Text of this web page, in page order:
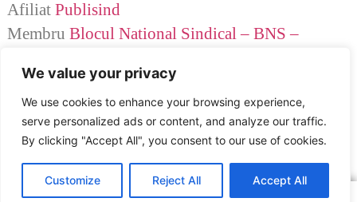
We value your privacy
We use cookies to enhance your browsing experience,
serve personalized ads or content, and analyze our traffic.
By clicking "Accept All", you consent to our use of cookies.
Customize Reject All Accept All
Afiliat Publisind
Membru Blocul National Sindical – BNS –
SNST este partenerPRAKTIKER ROMANIA
Sindicatul Național Sport și Tineret: SNST si Ok Medical
ARTICOLUL ANTERIOR
SNST si METRO MedLife – acord reinnoit
Copyright © 2016 – 2026 SNST